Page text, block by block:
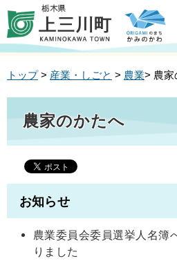
トップ> 産業・しごと > 農業> 農家
農家のかたへ
お知らせ
農業委員会委員選挙人名簿
りました